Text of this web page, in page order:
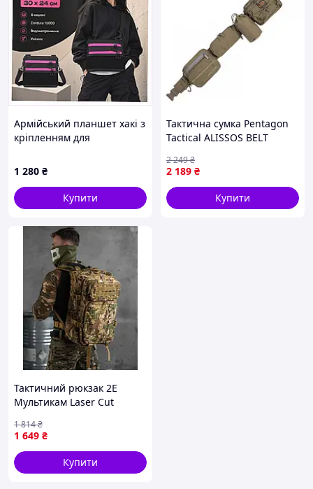
Армійський планшет хакі з
кріпленням для
1 280 ₴
Купити
Тактична сумка Pentagon
Tactical ALISSOS BELT
2 189 ₴
2 249₴
Купити
Тактичний рюкзак 2E
Мультикам Laser Cut
військових і туристів
|neper-8329|
1 649 ₴
1 814₴
Купити